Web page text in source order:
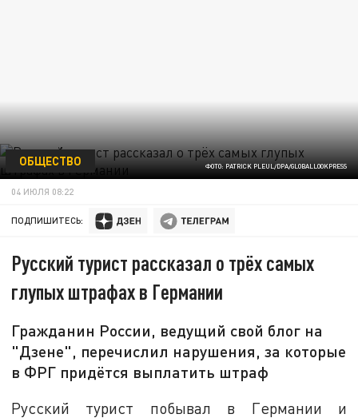
ФОТО: PATRICK PLEUL/DPA/GLOBALLOOKPRESS
ОБЩЕСТВО
04 ИЮЛЯ 08:22
ПОДПИШИТЕСЬ:
Русский турист рассказал о трёх самых
глупых штрафах в Германии
Гражданин России, ведущий свой блог на
"Дзене", перечислил нарушения, за которые
в ФРГ придётся выплатить штраф
Русский турист побывал в Германии и